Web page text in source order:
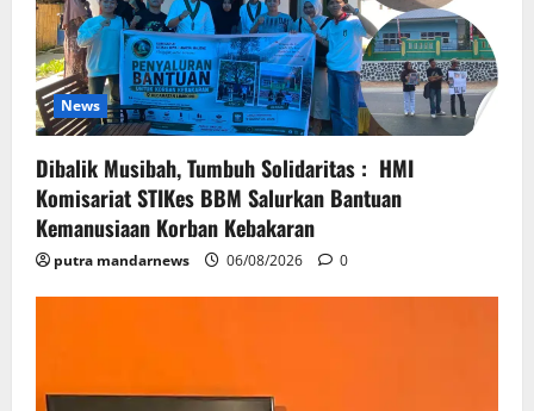
News
Dibalik Musibah, Tumbuh Solidaritas : HMI
Komisariat STIKes BBM Salurkan Bantuan
Kemanusiaan Korban Kebakaran
putra mandarnews 06/08/2026 0